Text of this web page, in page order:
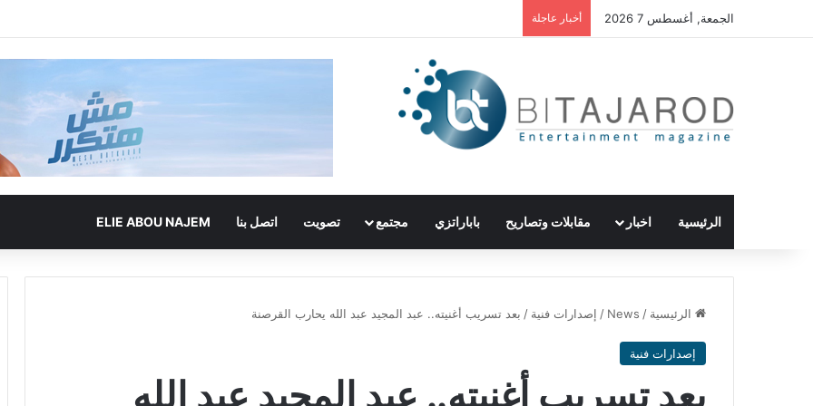
الجمعة, أغسطس 7 2026 أخبار عاجلة
الرئيسية اخبار مقابلات وتصاريح باباراتزي مجتمع تصويت اتصل بنا ELIE ABOU NAJEM
الرئيسية /
News
/ إصدارات فنية / بعد تسريب أغنيته.. عبد المجيد عبد الله يحارب القرصنة
إصدارات فنية
بعد تسريب أغنيته.. عبد المجيد عبد الله